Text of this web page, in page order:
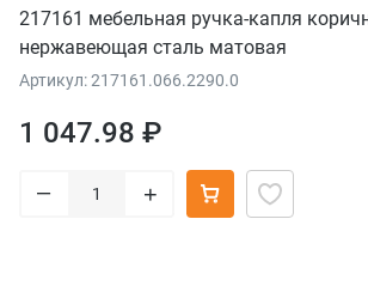
217161 мебельная ручка-капля
нержавеющая сталь матовая
Артикул: 217161.066.2290.0
1 047.98 ₽
– +